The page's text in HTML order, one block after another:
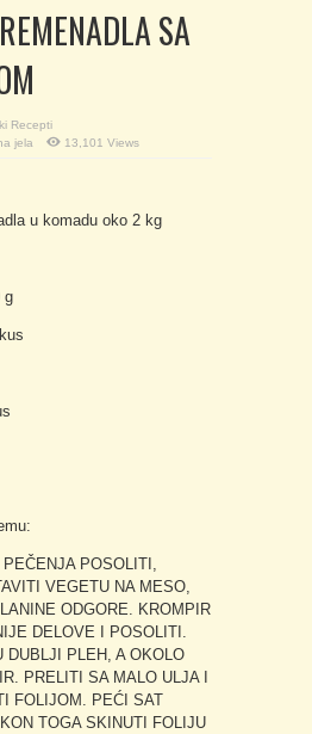
SA
Recepti
jela 13,101 Views
u komadu oko 2 kg
g
PEČENJA POSOLITI,
VEGETU NA MESO,
ODGORE. KROMPIR
DELOVE I POSOLITI.
DUBLJI PLEH, A OKOLO
PRELITI SA MALO ULJA I
FOLIJOM. PEĆI SAT
TOGA SKINUTI FOLIJU